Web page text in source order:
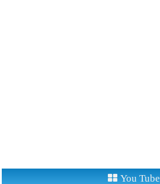
You Tube